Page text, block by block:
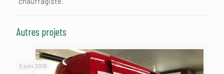
Autres projets
5 juin 2018